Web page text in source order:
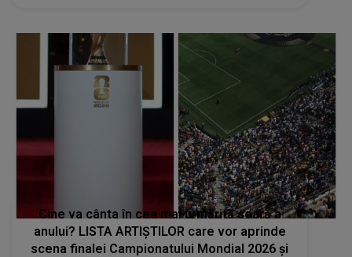
Cine va cânta în cea mai urmărită seară a
anului? LISTA ARTIȘTILOR care vor aprinde
scena finalei Campionatului Mondial 2026 și